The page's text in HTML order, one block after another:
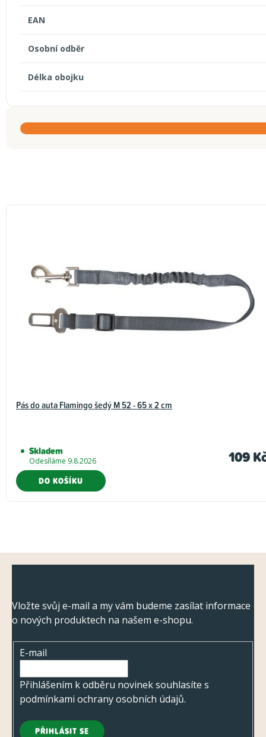
EAN
Osobní odběr
Délka obojku
Pás do auta Flamingo šedý M 52 - 65 x 2 cm
Skladem
Odesíláme 9.8.2026 109
DO KOŠÍKU
Vložte svůj e-mail a my vám budeme zasílat informace
o nových produktech na našem e-shopu.
E-mail
Přihlášením k odběru novinek souhlasíte s
podmínkami ochrany osobních údajů.
PŘIHLÁSIT SE